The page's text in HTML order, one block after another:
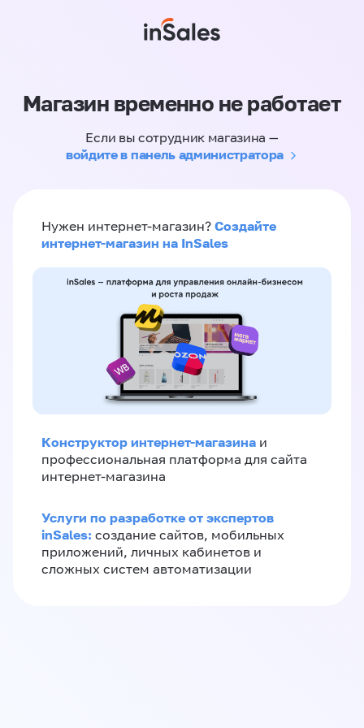
Магазин временно не работает
Если вы сотрудник магазина —
войдите в панель администратора
Нужен интернет-магазин? Создайте
интернет-магазин на InSales
Конструктор интернет-магазина и
профессиональная платформа для сайта
интернет-магазина
Услуги по разработке от экспертов
inSales: создание сайтов, мобильных
приложений, личных кабинетов и
сложных систем автоматизации